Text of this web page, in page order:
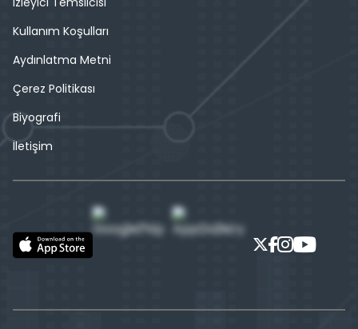
Kullanım Koşulları
Aydınlatma Metni
Çerez Politikası
Biyografi
İletişim